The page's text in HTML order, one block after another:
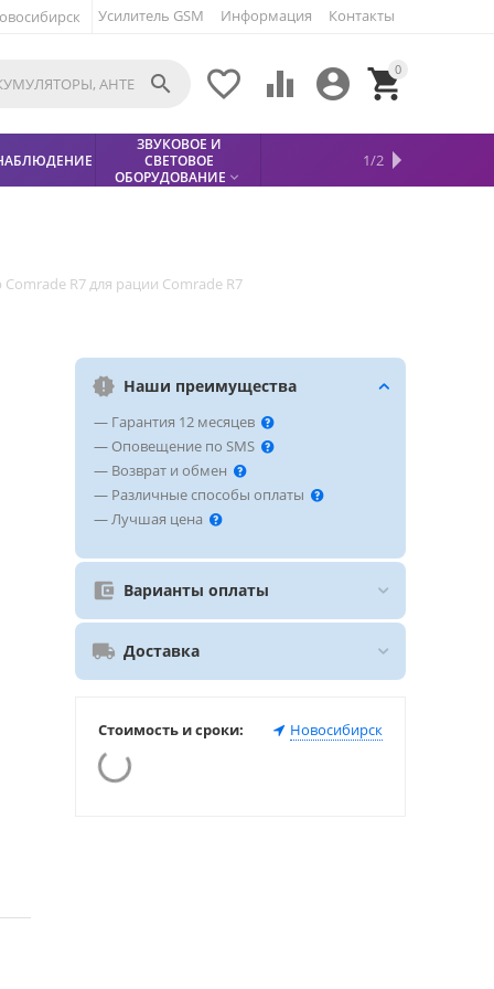
Усилитель GSM Информация Контакты
0


 

ЗВУКОВОЕ И
СВЕТОВОЕ
ОБОРУДОВАНИЕ 
МЕТАЛЛОДЕТЕКТОР
СФИНКС (SPHINX)
БЕЗОПАСНОСТЬ 
КИСЛОТНЫЕ
АККУМУЛЯТОРЫ 
1/2
R7 для рации Comrade R7
Наши преимущества
— Гарантия 12 месяцев
— Оповещение по SMS
— Возврат и обмен
— Различные способы оплаты
— Лучшая цена
Варианты оплаты
Доставка
Стоимость и сроки: Новосибирск